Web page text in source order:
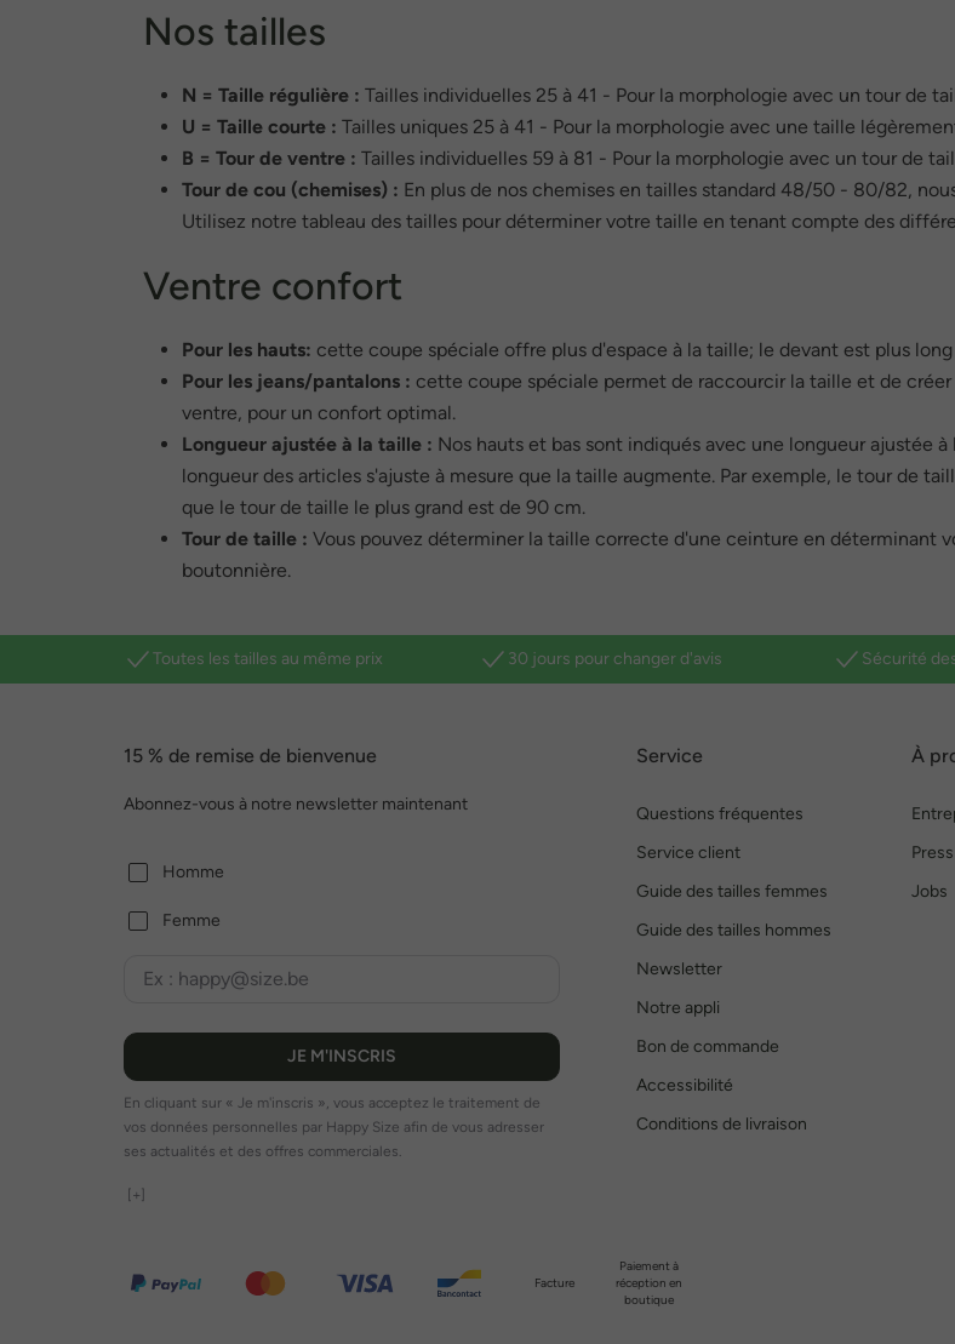
Nos tailles
N = Taille régulière : Tailles individuelles 25 à 41 - Pour la morphologie avec un tour de
U = Taille courte : Tailles uniques 25 à 41 - Pour la morphologie avec une taille
B = Tour de ventre : Tailles individuelles 59 à 81 - Pour la morphologie avec un tour de
Tour de cou (chemises) : En plus de nos chemises en tailles standard 48/50 - 80/82,
Utilisez notre tableau des tailles pour déterminer votre taille en tenant compte des
Ventre confort
Pour les hauts: cette coupe spéciale offre plus d'espace à la taille; le devant est plus
Pour les jeans/pantalons : cette coupe spéciale permet de raccourcir la taille et de
ventre, pour un confort optimal.
Longueur ajustée à la taille : Nos hauts et bas sont indiqués avec une longueur ajustée
longueur des articles s'ajuste à mesure que la taille augmente. Par exemple, le tour de
que le tour de taille le plus grand est de 90 cm.
Tour de taille : Vous pouvez déterminer la taille correcte d'une ceinture en déterminant
boutonnière.
Toutes les tailles au même prix 30 jours pour changer d'avis Sécurité
15 % de remise de bienvenue
Abonnez-vous à notre newsletter maintenant
Homme
Femme
JE M'INSCRIS
En cliquant sur « Je m'inscris », vous acceptez le traitement de
vos données personnelles par Happy Size afin de vous adresser
ses actualités et des offres commerciales.
[+]
Service
Questions fréquentes
Service client
Guide des tailles femmes
Guide des tailles hommes
Newsletter
Notre appli
Bon de commande
Accessibilité
Conditions de livraison
À
Press
Jobs
Facture
Paiement à
réception en
boutique